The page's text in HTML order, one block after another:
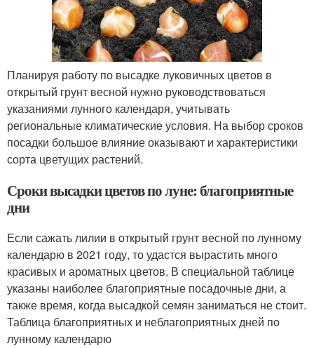
Планируя работу по высадке луковичных цветов в
открытый грунт весной нужно руководствоваться
указаниями лунного календаря, учитывать
региональные климатические условия. На выбор сроков
посадки большое влияние оказывают и характеристики
сорта цветущих растений.
Сроки высадки цветов по луне: благоприятные
дни
Если сажать лилии в открытый грунт весной по лунному
календарю в 2021 году, то удастся вырастить много
красивых и ароматных цветов. В специальной таблице
указаны наиболее благоприятные посадочные дни, а
также время, когда высадкой семян заниматься не стоит.
Таблица благоприятных и неблагоприятных дней по
лунному календарю